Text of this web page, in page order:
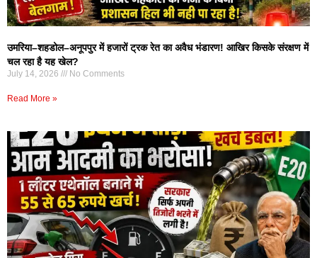
उमरिया–शहडोल–अनूपपुर में हजारों ट्रक रेत का अवैध भंडारण! आखिर किसके संरक्षण में
चल रहा है यह खेल?
July 14, 2026 No Comments
Read More »